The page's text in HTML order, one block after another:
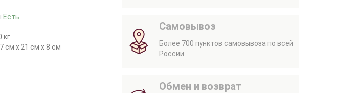
Есть
кг
см x 21 см x 8 см
Самовывоз
Более 700 пунктов самовывоза по всей
России
Обмен и возврат